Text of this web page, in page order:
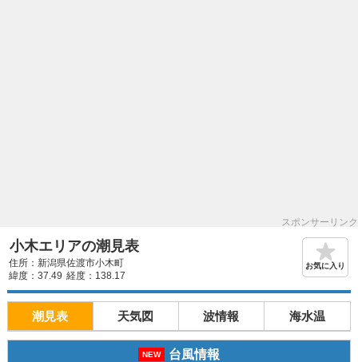
スポンサーリンク
小木エリアの潮見表
住所：新潟県佐渡市小木町
緯度：37.49 経度：138.17
お気に入り
潮見表 天気図 波情報 海水温
NEW 台風情報